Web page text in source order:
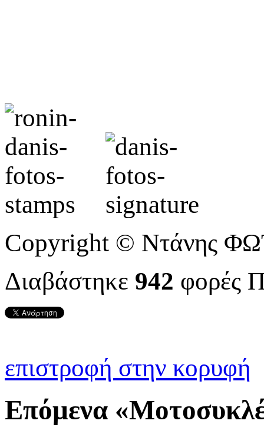
Copyright © Ντάνης
Διαβάστηκε 942 φορές
επιστροφή στην κορυφή
Επόμενα